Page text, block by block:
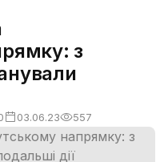
з
03.06.23 557